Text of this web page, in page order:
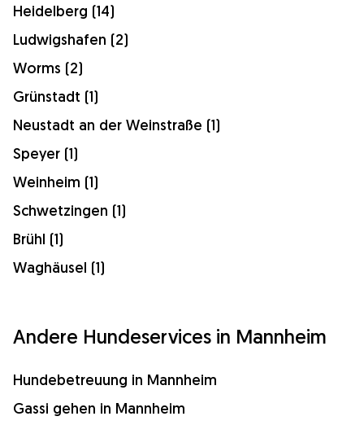
Heidelberg (14)
Ludwigshafen (2)
Worms (2)
Grünstadt (1)
Neustadt an der Weinstraße (1)
Speyer (1)
Weinheim (1)
Schwetzingen (1)
Brühl (1)
Waghäusel (1)
Andere Hundeservices in Mannheim
Hundebetreuung in Mannheim
Gassi gehen in Mannheim